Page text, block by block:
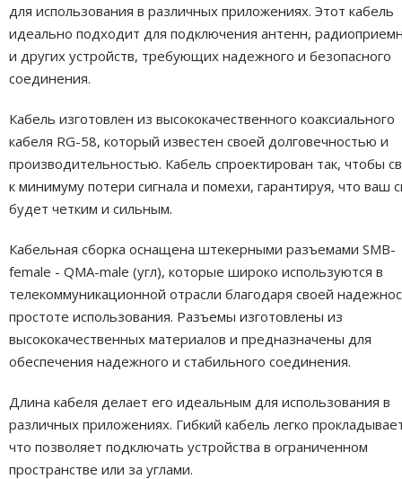
для использования в различных приложениях. Этот кабель
идеально подходит для подключения антенн,
и других устройств, требующих надежного и безопасного
соединения.
Кабель изготовлен из высококачественного коаксиального
кабеля RG-58, который известен своей долговечностью и
производительностью. Кабель спроектирован так, чтобы
к минимуму потери сигнала и помехи, гарантируя, что ваш
будет четким и сильным.
Кабельная сборка оснащена штекерными разъемами SMB-
female - QMA-male (угл), которые широко используются в
телекоммуникационной отрасли благодаря своей
простоте использования. Разъемы изготовлены из
высококачественных материалов и предназначены для
обеспечения надежного и стабильного соединения.
Длина кабеля делает его идеальным для использования в
различных приложениях. Гибкий кабель легко
что позволяет подключать устройства в ограниченном
пространстве или за углами.